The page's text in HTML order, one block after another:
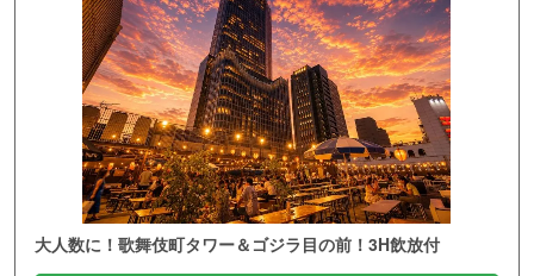
大人数に！歌舞伎町タワー＆ゴジラ目の前！3H飲放付